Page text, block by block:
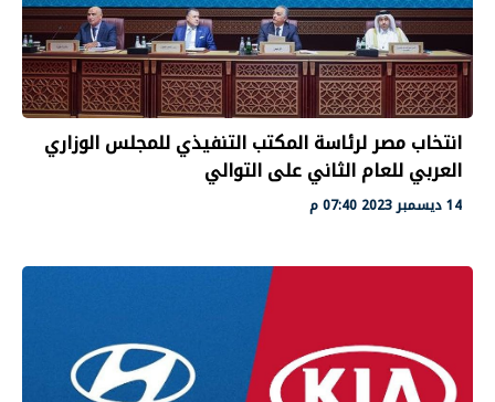
انتخاب مصر لرئاسة المكتب التنفيذي للمجلس الوزاري
العربي للعام الثاني على التوالي
14 ديسمبر 2023 07:40 م